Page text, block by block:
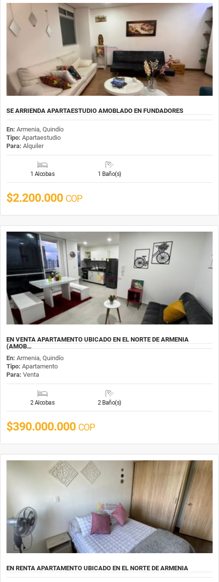
SE ARRIENDA APARTAESTUDIO AMOBLADO EN FUNDADORES
En: Armenia, Quindío
Tipo: Apartaestudio
Para: Alquiler
1 Alcobas 1 Baño(s)
$2.200.000 COP
EN VENTA APARTAMENTO UBICADO EN EL NORTE DE ARMENIA
(AMOB…
En: Armenia, Quindío
Tipo: Apartamento
Para: Venta
2 Alcobas 2 Baño(s)
$390.000.000 COP
EN RENTA APARTAMENTO UBICADO EN EL NORTE DE ARMENIA